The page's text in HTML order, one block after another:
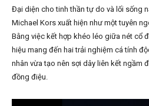
Đại diện cho tinh thần tự do và lối sống
Michael Kors xuất hiện như một tuyên
Bằng việc kết hợp khéo léo giữa nét cổ
hiệu mang đến hai trải nghiệm cá tính
nhân vừa tạo nên sợi dây liên kết ngầm
đồng điệu.